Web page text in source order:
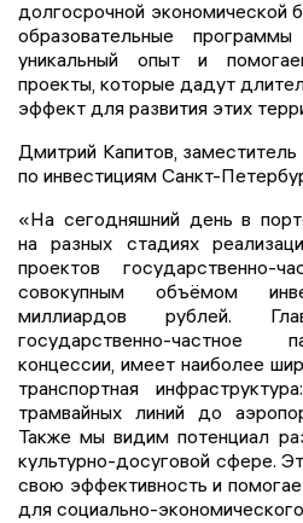
долгосрочной экономической
образовательные
уникальный опыт и
проекты, которые дадут
эффект для развития этих
Дмитрий Капитов,
по инвестициям Санкт-
«На сегодняшний день в
на разных стадиях
проектов государственно-
совокупным объёмом
миллиардов рублей.
государственно-частное
концессии, имеет наиболее
транспортная
трамвайных линий до
Также мы видим потенциал
культурно-досуговой сфере.
свою эффективность и
для социально-